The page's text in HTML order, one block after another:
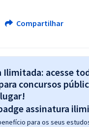
Compartilhar
Ilimitada: acesse
concursos
para os seus